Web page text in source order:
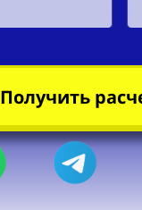
Получить